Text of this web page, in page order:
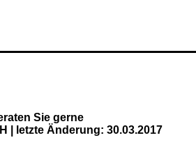
Sie gerne
| letzte Änderung: 30.03.2017